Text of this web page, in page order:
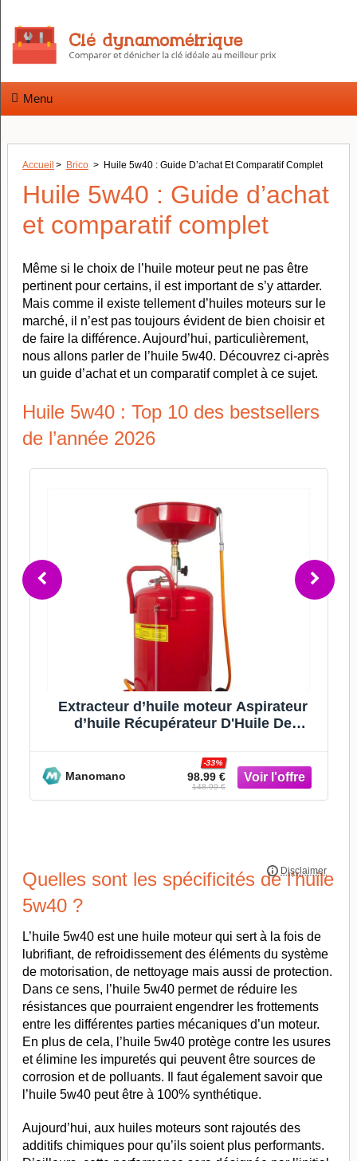
Menu
Accueil > Brico > Huile 5w40 : Guide D’achat Et Comparatif Complet
Huile 5w40 : Guide d’achat
et comparatif complet
Même si le choix de l’huile moteur peut ne pas être
pertinent pour certains, il est important de s’y attarder.
Mais comme il existe tellement d’huiles moteurs sur le
marché, il n’est pas toujours évident de bien choisir et
de faire la différence. Aujourd’hui, particulièrement,
nous allons parler de l’huile 5w40. Découvrez ci-après
un guide d’achat et un comparatif complet à ce sujet.
Huile 5w40 : Top 10 des bestsellers
de l’année 2026
Extracteur d’huile moteur Aspirateur
d’huile Récupérateur D'Huile De
Manomano 98.99 €
-33%
148.99 €
Quelles sont les spécificités de l’huile
5w40 ?
L’huile 5w40 est une huile moteur qui sert à la fois de
lubrifiant, de refroidissement des éléments du système
de motorisation, de nettoyage mais aussi de protection.
Dans ce sens, l’huile 5w40 permet de réduire les
résistances que pourraient engendrer les frottements
entre les différentes parties mécaniques d’un moteur.
En plus de cela, l’huile 5w40 protège contre les usures
et élimine les impuretés qui peuvent être sources de
corrosion et de polluants. Il faut également savoir que
l’huile 5w40 peut être à 100% synthétique.
Aujourd’hui, aux huiles moteurs sont rajoutés des
additifs chimiques pour qu’ils soient plus performants.